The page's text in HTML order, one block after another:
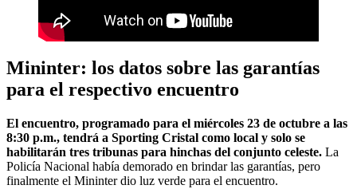
Mininter: los datos sobre las garantías
para el respectivo encuentro
El encuentro, programado para el miércoles 23 de octubre a las
8:30 p.m., tendrá a Sporting Cristal como local y solo se
habilitarán tres tribunas para hinchas del conjunto celeste. La
Policía Nacional había demorado en brindar las garantías, pero
finalmente el Mininter dio luz verde para el encuentro.